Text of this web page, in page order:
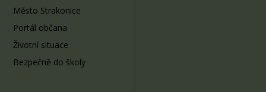
Město Strakonice
Portál občana
Životní situace
Bezpečně do školy